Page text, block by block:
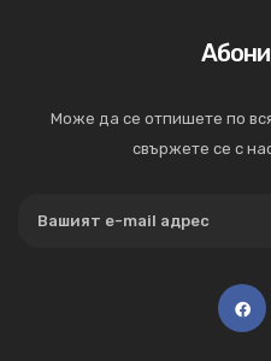
Може да се отпишете по
свържете се с